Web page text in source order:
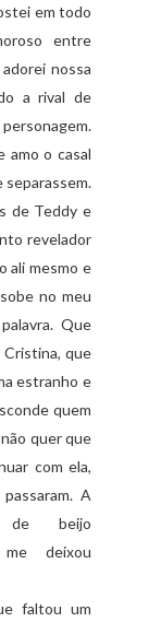
em todo
entre
nossa
a rival de
amo o casal
separassem.
de Teddy e
revelador
ali mesmo e
sobe no meu
Que
Cristina, que
estranho e
quem
quer que
com ela,
A
de beijo
me deixou
faltou um